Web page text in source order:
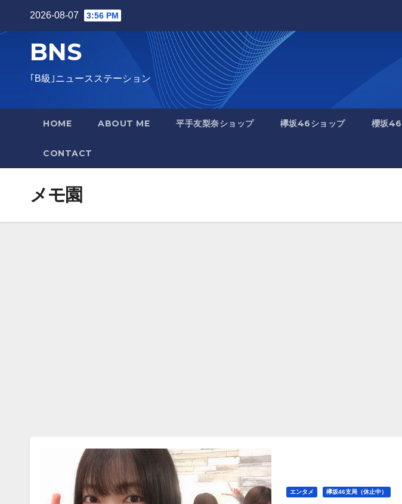
2026-08-07 3:56 PM
BNS
｢B級｣ニュースステーション
HOME ABOUT ME 平手友梨奈ショップ 欅坂46ショップ 櫻坂
CONTACT
メモ園
エンタメ 欅坂46支局（休止中）